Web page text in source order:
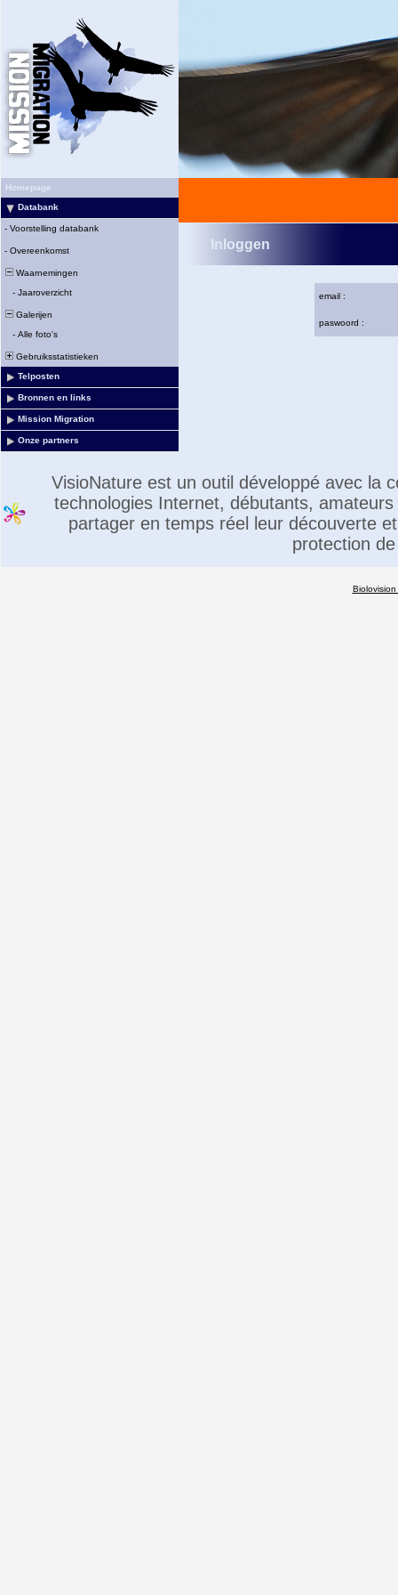
Homepage
Databank
- Voorstelling databank
- Overeenkomst
Waarnemingen
- Jaaroverzicht
Galerijen
- Alle foto's
Gebruiksstatistieken
Telposten
Bronnen en links
Mission Migration
Onze partners
Inloggen
email :
paswoord :
VisioNature est un outil développé avec la
technologies Internet, débutants,
partager en temps réel leur découverte
protection
Biolovision